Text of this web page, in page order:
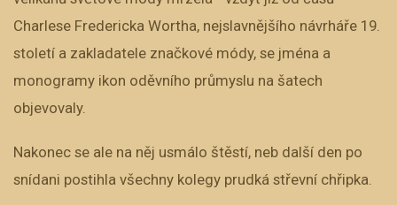
Charlese Fredericka Wortha, nejslavnějšího návrháře 19.
století a zakladatele značkové módy, se jména a
monogramy ikon oděvního průmyslu na šatech
objevovaly.
Nakonec se ale na něj usmálo štěstí, neb další den po
snídani postihla všechny kolegy prudká střevní chřipka.